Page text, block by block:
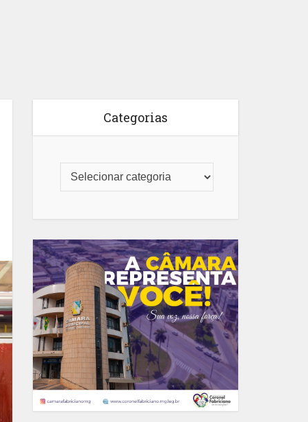
Categorias